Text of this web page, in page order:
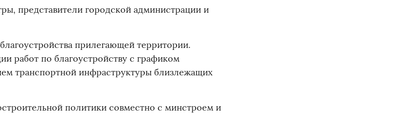
представители городской администрации и
прилегающей территории.
работ по благоустройству с графиком
транспортной инфраструктуры близлежащих
политики совместно с минстроем и